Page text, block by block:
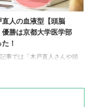
。 受験応援グッズ手作り
りって送ってみたいですよ
こで簡単にできる合格祈
りとして、1時間あれば作
なものをピックアップして
た！ 受験合格祈願グッズ
直人の血液型【頭脳
優勝は京都大学医学部
！
事では「木戸直人さんや頭
秀な大学生が参加している